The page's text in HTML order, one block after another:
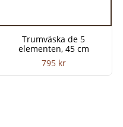
Trumväska de 5
elementen, 45 cm
795 kr